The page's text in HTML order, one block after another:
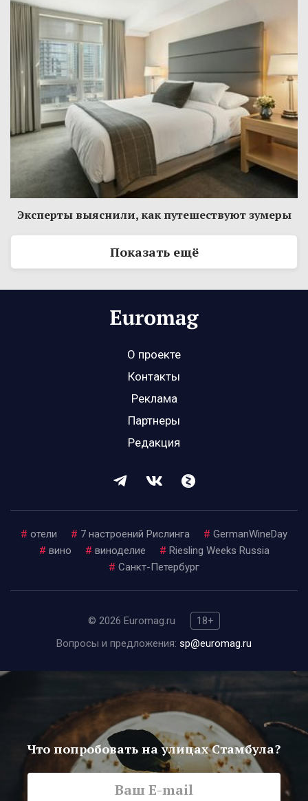
Эксперты выяснили, как путешествуют зумеры
Показать ещё
О проекте
Контакты
Реклама
Партнеры
Редакция
# отели # 7 настроений Рислинга # GermanWineDay
# вино # виноделие # Riesling Weeks Russia
# Санкт-Петербург
© 2026 Euromag.ru
18+
Вопросы и предложения: sp@euromag.ru
Что попробовать на улицах Стамбула?